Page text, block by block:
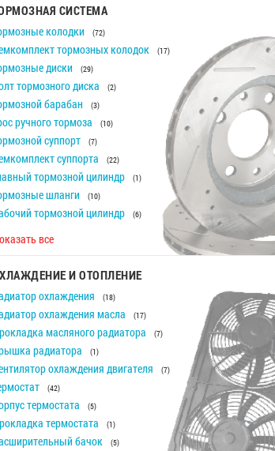
СИСТЕМА
колодки (72)
тормозных колодок (17)
диски (29)
тормозного диска (2)
барабан (3)
ручного тормоза (10)
суппорт (7)
суппорта (22)
тормозной цилиндр (1)
шланги (10)
тормозной цилиндр (6)
все
И ОТОПЛЕНИЕ
охлаждения (18)
охлаждения масла (17)
масляного радиатора (7)
радиатора (1)
охлаждения двигателя (7)
(42)
термостата (5)
термостата (1)
бачок (5)